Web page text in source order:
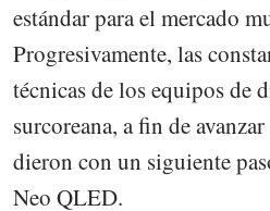
estándar para el mercado
Progresivamente, las
técnicas de los equipos de
surcoreana, a fin de
dieron con un siguiente
Neo QLED.